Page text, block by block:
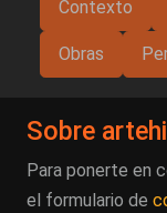
Contexto
Obras
Sobre
Para ponerte en
el formulario de